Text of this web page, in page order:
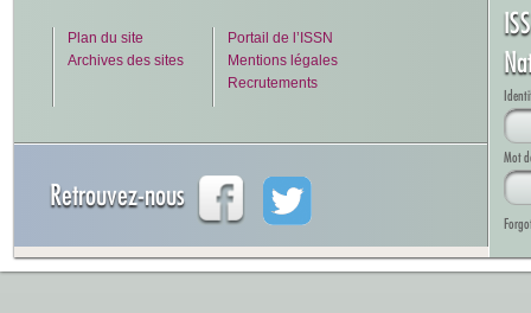
Plan du site
Archives des sites
Portail de l’ISSN
Mentions légales
Recrutements
Retrouvez-nous
Mot